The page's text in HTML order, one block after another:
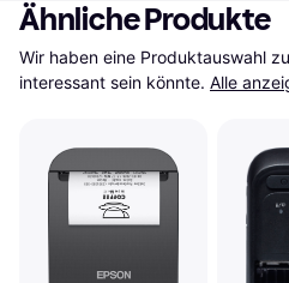
Ähnliche Produkte
Wir haben eine Produktauswahl
interessant sein könnte. Alle